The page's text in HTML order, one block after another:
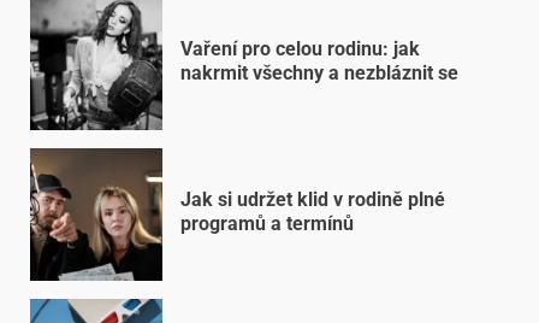
Vaření pro celou rodinu: jak
nakrmit všechny a nezbláznit se
Jak si udržet klid v rodině plné
programů a termínů